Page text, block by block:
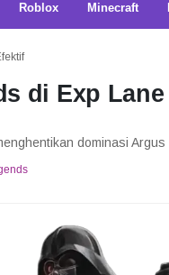
Roblox Minecraft
di Exp
dominasi